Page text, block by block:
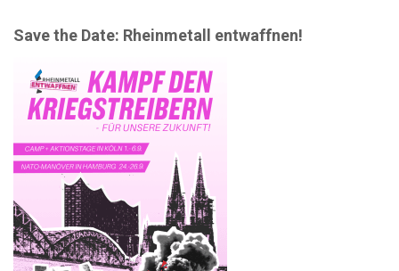
Save the Date: Rheinmetall entwaffnen!